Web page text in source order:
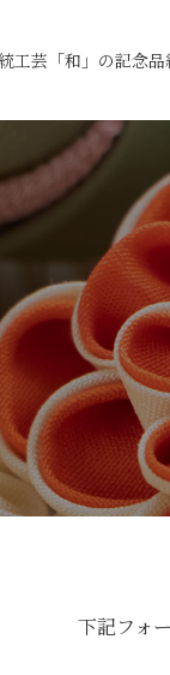
工芸「和」の記念品
下記フォ